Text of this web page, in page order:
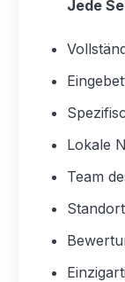
Jede
Lokale
Team